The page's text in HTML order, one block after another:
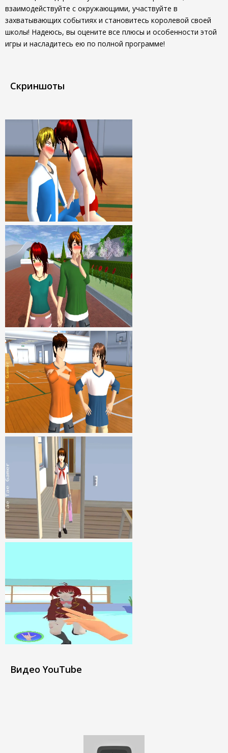
взаимодействуйте с окружающими, участвуйте в
захватывающих событиях и становитесь королевой своей
школы! Надеюсь, вы оцените все плюсы и особенности этой
игры и насладитесь ею по полной программе!
Скриншоты
Видео YouTube